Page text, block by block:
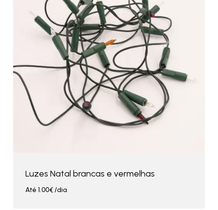
Luzes Natal brancas e vermelhas
Até 1.00€/dia